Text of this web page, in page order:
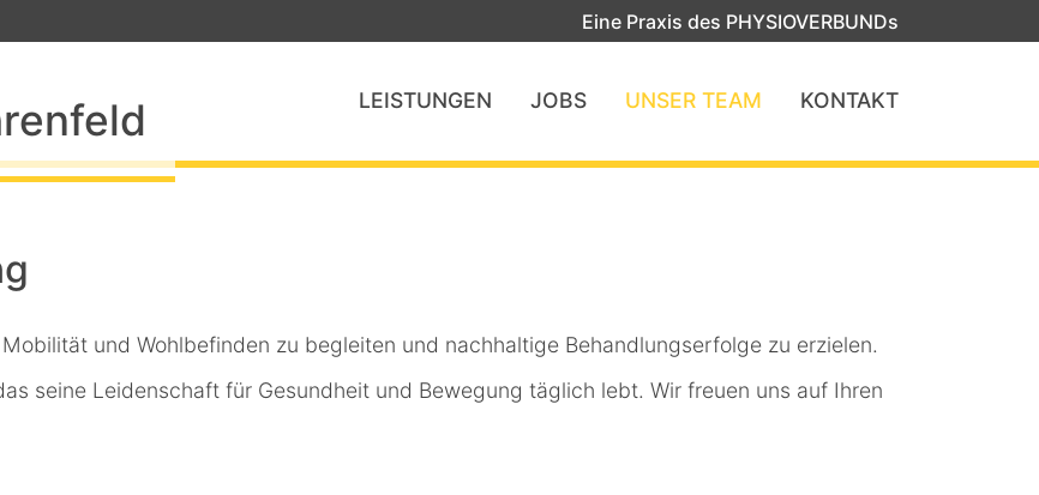
Eine Praxis des PHYSIOVERBUNDs
LEISTUNGEN JOBS UNSER TEAM KONTAKT
und Wohlbefinden zu begleiten und nachhaltige Behandlungserfolge zu erzielen.
seine Leidenschaft für Gesundheit und Bewegung täglich lebt. Wir freuen uns auf Ihren